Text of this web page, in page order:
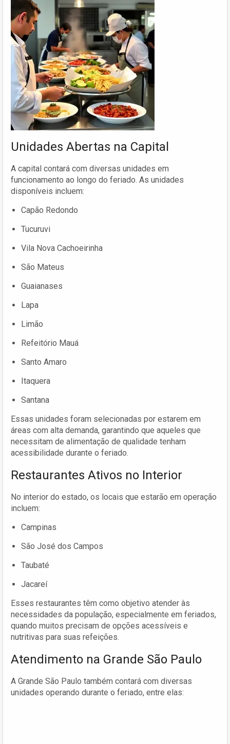
Unidades Abertas na Capital
A capital contará com diversas unidades em
funcionamento ao longo do feriado. As unidades
disponíveis incluem:
Capão Redondo
Tucuruvi
Vila Nova Cachoeirinha
São Mateus
Guaianases
Lapa
Limão
Refeitório Mauá
Santo Amaro
Itaquera
Santana
Essas unidades foram selecionadas por estarem em
áreas com alta demanda, garantindo que aqueles que
necessitam de alimentação de qualidade tenham
acessibilidade durante o feriado.
Restaurantes Ativos no Interior
No interior do estado, os locais que estarão em operação
incluem:
Campinas
São José dos Campos
Taubaté
Jacareí
Esses restaurantes têm como objetivo atender às
necessidades da população, especialmente em feriados,
quando muitos precisam de opções acessíveis e
nutritivas para suas refeições.
Atendimento na Grande São Paulo
A Grande São Paulo também contará com diversas
unidades operando durante o feriado, entre elas: